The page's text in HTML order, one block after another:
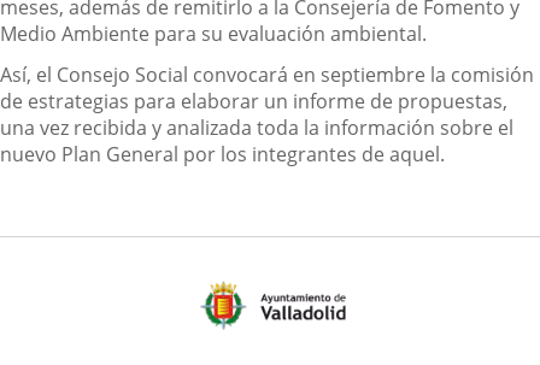
meses, además de remitirlo a la Consejería de Fomento y
Medio Ambiente para su evaluación ambiental.
Así, el Consejo Social convocará en septiembre la comisión
de estrategias para elaborar un informe de propuestas,
una vez recibida y analizada toda la información sobre el
nuevo Plan General por los integrantes de aquel.